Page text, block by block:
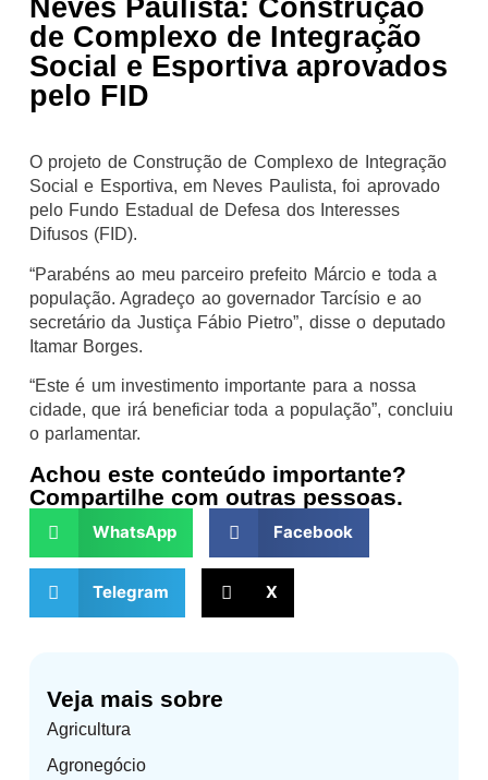
Veja mais sobre
Agricultura
Agronegócio
Neves Paulista: Construção
de Complexo de Integração
Social e Esportiva aprovados
pelo FID
O projeto de Construção de Complexo de Integração
Social e Esportiva, em Neves Paulista, foi aprovado
pelo Fundo Estadual de Defesa dos Interesses
Difusos (FID).
“Parabéns ao meu parceiro prefeito Márcio e toda a
população. Agradeço ao governador Tarcísio e ao
secretário da Justiça Fábio Pietro”, disse o deputado
Itamar Borges.
“Este é um investimento importante para a nossa
cidade, que irá beneficiar toda a população”, concluiu
o parlamentar.
Achou este conteúdo importante?
Compartilhe com outras pessoas.
WhatsApp Facebook
Telegram X